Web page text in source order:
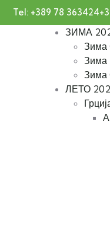
Tel: +389 78 363424
ЗИМА
Зима
Зима
Зима
ЛЕТО